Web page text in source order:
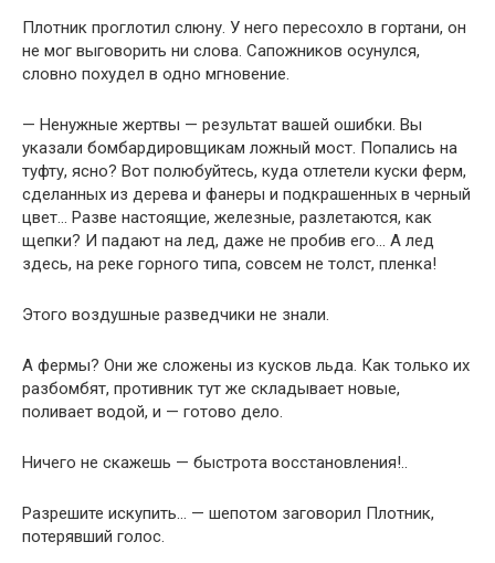
Плотник проглотил слюну. У него пересохло в гортани, он
не мог выговорить ни слова. Сапожников осунулся,
словно похудел в одно мгновение.
— Ненужные жертвы — результат вашей ошибки. Вы
указали бомбардировщикам ложный мост. Попались на
туфту, ясно? Вот полюбуйтесь, куда отлетели куски ферм,
сделанных из дерева и фанеры и подкрашенных в черный
цвет… Разве настоящие, железные, разлетаются, как
щепки? И падают на лед, даже не пробив его… А лед
здесь, на реке горного типа, совсем не толст, пленка!
Этого воздушные разведчики не знали.
А фермы? Они же сложены из кусков льда. Как только их
разбомбят, противник тут же складывает новые,
поливает водой, и — готово дело.
Ничего не скажешь — быстрота восстановления!..
Разрешите искупить… — шепотом заговорил Плотник,
потерявший голос.